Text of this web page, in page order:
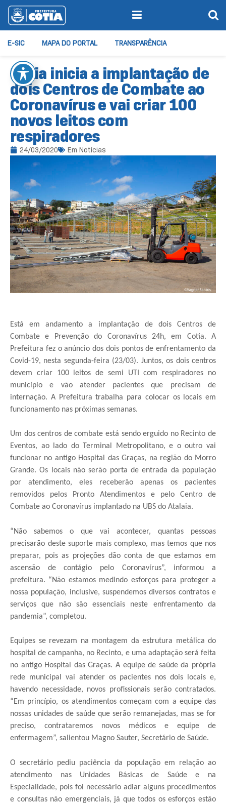
E-SIC MAPA DO PORTAL TRANSPARÊNCIA
Cotia inicia a implantação de
dois Centros de Combate ao
Coronavírus e vai criar 100
novos leitos com
respiradores
24/03/2020 Em Notícias
Está em andamento a implantação de dois Centros de
Combate e Prevenção do Coronavírus 24h, em Cotia. A
Prefeitura fez o anúncio dos dois pontos de enfrentamento da
Covid-19, nesta segunda-feira (23/03). Juntos, os dois centros
devem criar 100 leitos de semi UTI com respiradores no
município e vão atender pacientes que precisam de
internação. A Prefeitura trabalha para colocar os locais em
funcionamento nas próximas semanas.
Um dos centros de combate está sendo erguido no Recinto de
Eventos, ao lado do Terminal Metropolitano, e o outro vai
funcionar no antigo Hospital das Graças, na região do Morro
Grande. Os locais não serão porta de entrada da população
por atendimento, eles receberão apenas os pacientes
removidos pelos Pronto Atendimentos e pelo Centro de
Combate ao Coronavírus implantado na UBS do Atalaia.
“Não sabemos o que vai acontecer, quantas pessoas
precisarão deste suporte mais complexo, mas temos que nos
preparar, pois as projeções dão conta de que estamos em
ascensão de contágio pelo Coronavírus”, informou a
prefeitura. “Não estamos medindo esforços para proteger a
nossa população, inclusive, suspendemos diversos contratos e
serviços que não são essenciais neste enfrentamento da
pandemia”, completou.
Equipes se revezam na montagem da estrutura metálica do
hospital de campanha, no Recinto, e uma adaptação será feita
no antigo Hospital das Graças. A equipe de saúde da própria
rede municipal vai atender os pacientes nos dois locais e,
havendo necessidade, novos profissionais serão contratados.
“Em princípio, os atendimentos começam com a equipe das
nossas unidades de saúde que serão remanejadas, mas se for
preciso, contrataremos novos médicos e equipe de
enfermagem”, salientou Magno Sauter, Secretário de Saúde.
O secretário pediu paciência da população em relação ao
atendimento nas Unidades Básicas de Saúde e na
Especialidade, pois foi necessário adiar alguns procedimentos
e consultas não emergenciais, já que todos os esforços estão